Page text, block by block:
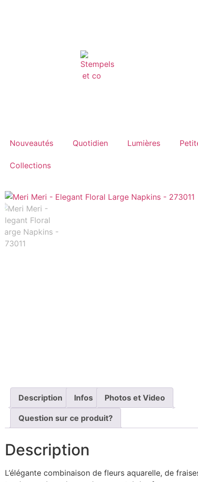
Nouveautés Quotidien Lumières
Collections
Description Infos Photos et Video
Question sur ce produit?
Description
L’élégante combinaison de fleurs aquarelle, de